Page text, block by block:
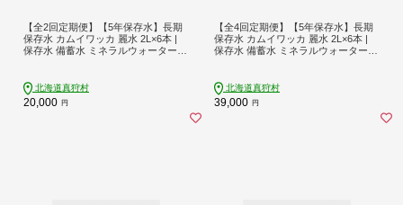
【全2回定期便】【5年保存水】長期
保存水 カムイワッカ 麗水 2L×6本 |
保存水 備蓄水 ミネラルウォーター
北海道 2リットル | 株式会社ジャパ
ン・ミネラル [BPAI011]
北海道真狩村
20,000 円
【全4回定期便】【5年保存水】長期
保存水 カムイワッカ 麗水 2L×6本 |
保存水 備蓄水 ミネラルウォーター
北海道 2リットル | 株式会社ジャパ
ン・ミネラル [BPAI012]
北海道真狩村
39,000 円